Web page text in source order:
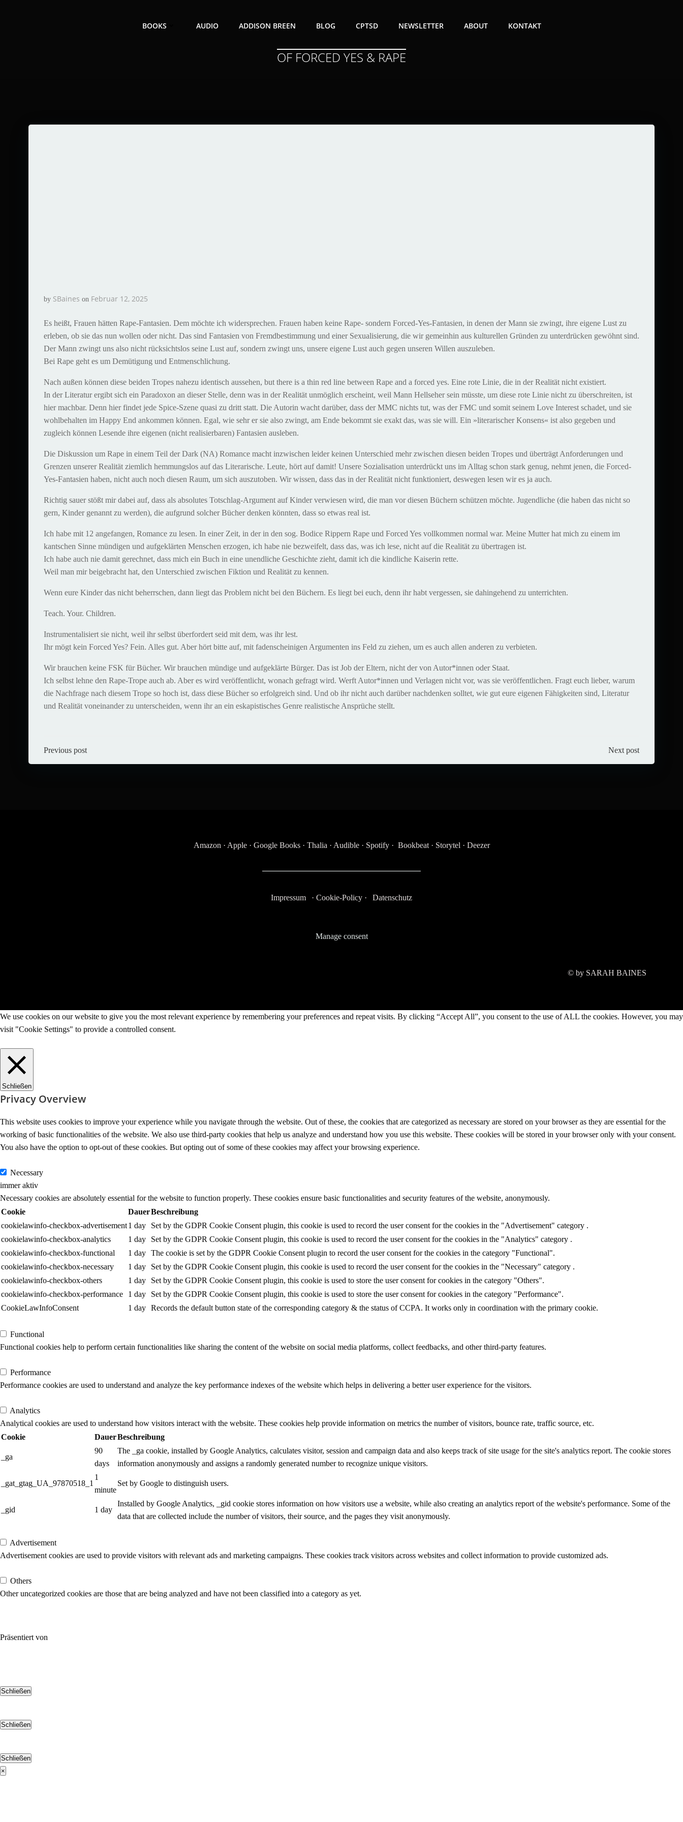
BOOKS AUDIO ADDISON BREEN BLOG CPTSD NEWSLETTER ABOUT KONTAKT
OF FORCED YES & RAPE
by SBaines on Februar 12, 2025
Es heißt, Frauen hätten Rape-Fantasien. Dem möchte ich widersprechen. Frauen haben keine Rape- sondern Forced-Yes-Fantasien, in denen der Mann sie zwingt, ihre eigene Lust zu
erleben, ob sie das nun wollen oder nicht. Das sind Fantasien von Fremdbestimmung und einer Sexualisierung, die wir gemeinhin aus kulturellen Gründen zu unterdrücken gewöhnt sind.
Der Mann zwingt uns also nicht rücksichtslos seine Lust auf, sondern zwingt uns, unsere eigene Lust auch gegen unseren Willen auszuleben.
Bei Rape geht es um Demütigung und Entmenschlichung.
Nach außen können diese beiden Tropes nahezu identisch aussehen, but there is a thin red line between Rape and a forced yes. Eine rote Linie, die in der Realität nicht existiert.
In der Literatur ergibt sich ein Paradoxon an dieser Stelle, denn was in der Realität unmöglich erscheint, weil Mann Hellseher sein müsste, um diese rote Linie nicht zu überschreiten, ist
hier machbar. Denn hier findet jede Spice-Szene quasi zu dritt statt. Die Autorin wacht darüber, dass der MMC nichts tut, was der FMC und somit seinem Love Interest schadet, und sie
wohlbehalten im Happy End ankommen können. Egal, wie sehr er sie also zwingt, am Ende bekommt sie exakt das, was sie will. Ein »literarischer Konsens« ist also gegeben und
zugleich können Lesende ihre eigenen (nicht realisierbaren) Fantasien ausleben.
Die Diskussion um Rape in einem Teil der Dark (NA) Romance macht inzwischen leider keinen Unterschied mehr zwischen diesen beiden Tropes und überträgt Anforderungen und
Grenzen unserer Realität ziemlich hemmungslos auf das Literarische. Leute, hört auf damit! Unsere Sozialisation unterdrückt uns im Alltag schon stark genug, nehmt jenen, die Forced-
Yes-Fantasien haben, nicht auch noch diesen Raum, um sich auszutoben. Wir wissen, dass das in der Realität nicht funktioniert, deswegen lesen wir es ja auch.
Richtig sauer stößt mir dabei auf, dass als absolutes Totschlag-Argument auf Kinder verwiesen wird, die man vor diesen Büchern schützen möchte. Jugendliche (die haben das nicht so
gern, Kinder genannt zu werden), die aufgrund solcher Bücher denken könnten, dass so etwas real ist.
Ich habe mit 12 angefangen, Romance zu lesen. In einer Zeit, in der in den sog. Bodice Rippern Rape und Forced Yes vollkommen normal war. Meine Mutter hat mich zu einem im
kantschen Sinne mündigen und aufgeklärten Menschen erzogen, ich habe nie bezweifelt, dass das, was ich lese, nicht auf die Realität zu übertragen ist.
Ich habe auch nie damit gerechnet, dass mich ein Buch in eine unendliche Geschichte zieht, damit ich die kindliche Kaiserin rette.
Weil man mir beigebracht hat, den Unterschied zwischen Fiktion und Realität zu kennen.
Wenn eure Kinder das nicht beherrschen, dann liegt das Problem nicht bei den Büchern. Es liegt bei euch, denn ihr habt vergessen, sie dahingehend zu unterrichten.
Teach. Your. Children.
Instrumentalisiert sie nicht, weil ihr selbst überfordert seid mit dem, was ihr lest.
Ihr mögt kein Forced Yes? Fein. Alles gut. Aber hört bitte auf, mit fadenscheinigen Argumenten ins Feld zu ziehen, um es auch allen anderen zu verbieten.
Wir brauchen keine FSK für Bücher. Wir brauchen mündige und aufgeklärte Bürger. Das ist Job der Eltern, nicht der von Autor*innen oder Staat.
Ich selbst lehne den Rape-Trope auch ab. Aber es wird veröffentlicht, wonach gefragt wird. Werft Autor*innen und Verlagen nicht vor, was sie veröffentlichen. Fragt euch lieber, warum
die Nachfrage nach diesem Trope so hoch ist, dass diese Bücher so erfolgreich sind. Und ob ihr nicht auch darüber nachdenken solltet, wie gut eure eigenen Fähigkeiten sind, Literatur
und Realität voneinander zu unterscheiden, wenn ihr an ein eskapistisches Genre realistische Ansprüche stellt.
Post
Previous post Next post
Amazon · Apple· Google Books· Thalia · Audible· Spotify· Bookbeat· Storytel · Deezer
Impressum · Cookie-Policy · Datenschutz
Manage consent
© by SARAH BAINES
We use cookies on our website to give you the most relevant experience by remembering your preferences and repeat visits. By clicking “Accept All”, you consent to the use of ALL the cookies. However, you may
visit "Cookie Settings" to provide a controlled consent.
Schließen
Privacy Overview
This website uses cookies to improve your experience while you navigate through the website. Out of these, the cookies that are categorized as necessary are stored on your browser as they are essential for the
working of basic functionalities of the website. We also use third-party cookies that help us analyze and understand how you use this website. These cookies will be stored in your browser only with your consent.
You also have the option to opt-out of these cookies. But opting out of some of these cookies may affect your browsing experience.
Necessary
immer aktiv
Necessary cookies are absolutely essential for the website to function properly. These cookies ensure basic functionalities and security features of the website, anonymously.
Cookie
DauerBeschreibung
cookielawinfo-checkbox-advertisement1 day
Set by the GDPR Cookie Consent plugin, this cookie is used to record the user consent for the cookies in the "Advertisement" category .
cookielawinfo-checkbox-analytics
1 day
Set by the GDPR Cookie Consent plugin, this cookie is used to record the user consent for the cookies in the "Analytics" category .
cookielawinfo-checkbox-functional
1 day The cookie is set by the GDPR Cookie Consent plugin to record the user consent for the cookies in the category "Functional".
cookielawinfo-checkbox-necessary
1 day
Set by the GDPR Cookie Consent plugin, this cookie is used to record the user consent for the cookies in the "Necessary" category .
cookielawinfo-checkbox-others
1 day
Set by the GDPR Cookie Consent plugin, this cookie is used to store the user consent for cookies in the category "Others".
cookielawinfo-checkbox-performance
1 day
Set by the GDPR Cookie Consent plugin, this cookie is used to store the user consent for cookies in the category "Performance".
CookieLawInfoConsent
1 day Records the default button state of the corresponding category & the status of CCPA. It works only in coordination with the primary cookie.
Functional
Functional cookies help to perform certain functionalities like sharing the content of the website on social media platforms, collect feedbacks, and other third-party features.
Performance
Performance cookies are used to understand and analyze the key performance indexes of the website which helps in delivering a better user experience for the visitors.
Analytics
Analytical cookies are used to understand how visitors interact with the website. These cookies help provide information on metrics the number of visitors, bounce rate, traffic source, etc.
Cookie
DauerBeschreibung
_ga
90
days
The _ga cookie, installed by Google Analytics, calculates visitor, session and campaign data and also keeps track of site usage for the site's analytics report. The cookie stores
information anonymously and assigns a randomly generated number to recognize unique visitors.
_gat_gtag_UA_97870518_1
1
minute
Set by Google to distinguish users.
_gid 1 day
Installed by Google Analytics, _gid cookie stores information on how visitors use a website, while also creating an analytics report of the website's performance. Some of the
data that are collected include the number of visitors, their source, and the pages they visit anonymously.
Advertisement
Advertisement cookies are used to provide visitors with relevant ads and marketing campaigns. These cookies track visitors across websites and collect information to provide customized ads.
Others
Other uncategorized cookies are those that are being analyzed and have not been classified into a category as yet.
Präsentiert von
Schließen
Schließen
Schließen
×